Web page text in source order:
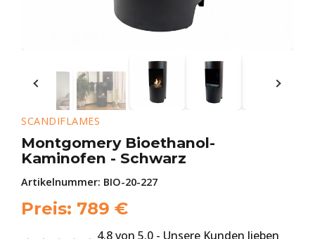
SCANDIFLAMES
Montgomery Bioethanol-
Kaminofen - Schwarz
Artikelnummer: BIO-20-227
Preis: 789 €
4.8 von 5.0 - Unsere Kunden lieben